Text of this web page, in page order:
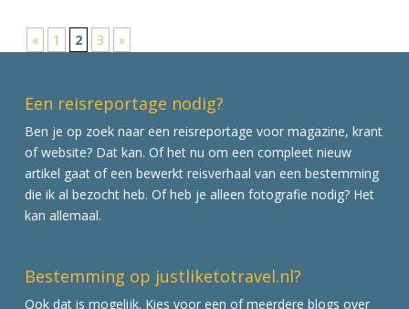
« 1 2 3 »
Een reisreportage nodig?
Ben je op zoek naar een reisreportage voor magazine, krant
of website? Dat kan. Of het nu om een compleet nieuw
artikel gaat of een bewerkt reisverhaal van een bestemming
die ik al bezocht heb. Of heb je alleen fotografie nodig? Het
kan allemaal.
Bestemming op justliketotravel.nl?
Ook dat is mogelijk. Kies voor een of meerdere blogs over